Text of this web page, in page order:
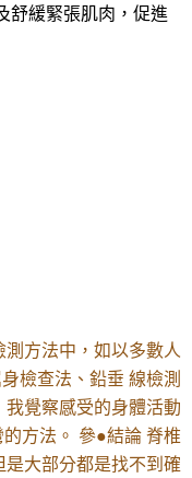
舒緩緊張肌肉，促進
方法中，如以多數人
檢查法、鉛垂 線檢測
我覺察感受的身體活動
方法。 參●結論 脊椎
大部分都是找不到確